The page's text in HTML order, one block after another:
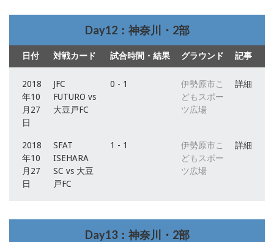
Day12：神奈川・2部
日付 対戦カード 試合時間・結果 グラウンド 記事
2018
年10
月27
日
JFC
FUTURO vs
大豆戸FC
0 - 1
伊勢原市こ
どもスポー
ツ広場
詳細
2018
年10
月27
日
SFAT
ISEHARA
SC vs 大豆
戸FC
1 - 1
伊勢原市こ
どもスポー
ツ広場
詳細
Day13：神奈川・2部